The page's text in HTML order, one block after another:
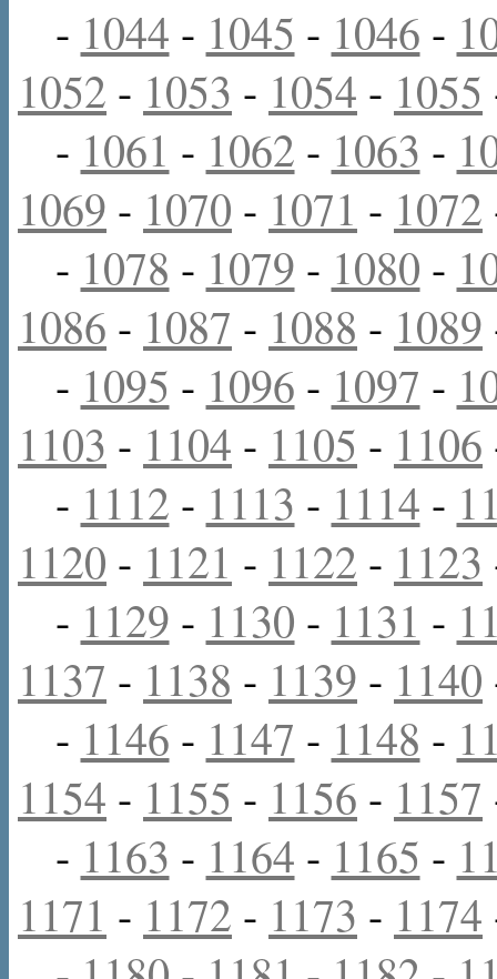
- 1044 - 1045 - 1046 -
1052 - 1053 - 1054 - 1055
- 1061 - 1062 - 1063 -
1069 - 1070 - 1071 - 1072
- 1078 - 1079 - 1080 -
1086 - 1087 - 1088 - 1089
- 1095 - 1096 - 1097 -
1103 - 1104 - 1105 - 1106
- 1112 - 1113 - 1114 -
1120 - 1121 - 1122 - 1123
- 1129 - 1130 - 1131 -
1137 - 1138 - 1139 - 1140
- 1146 - 1147 - 1148 -
1154 - 1155 - 1156 - 1157
- 1163 - 1164 - 1165 -
1171 - 1172 - 1173 - 1174